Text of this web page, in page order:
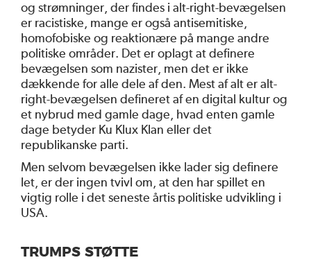
og strømninger, der findes i alt-right-bevægelsen
er racistiske, mange er også antisemitiske,
homofobiske og reaktionære på mange andre
politiske områder. Det er oplagt at definere
bevægelsen som nazister, men det er ikke
dækkende for alle dele af den. Mest af alt er alt-
right-bevægelsen defineret af en digital kultur og
et nybrud med gamle dage, hvad enten gamle
dage betyder Ku Klux Klan eller det
republikanske parti.
Men selvom bevægelsen ikke lader sig definere
let, er der ingen tvivl om, at den har spillet en
vigtig rolle i det seneste årtis politiske udvikling i
USA.
TRUMPS STØTTE